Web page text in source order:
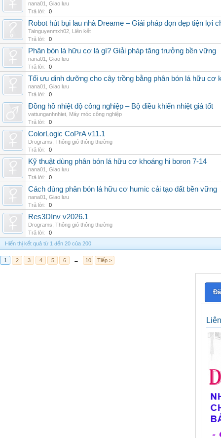
nana01
Giao lưu
Trả lời:
0
Robot hút bụi lau nhà Dreame – Giải pháp dọn dẹp tiện lợi
Tainguyenmxh02 Liên kết
Trả lời:
0
Phân bón lá hữu cơ là gì? Giải pháp tăng trưởng bền vững
nana01
Giao lưu
Trả lời:
0
Tối ưu dinh dưỡng cho cây trồng bằng phân bón lá hữu cơ
nana01
Giao lưu
Trả lời:
0
Đồng hồ nhiệt độ công nghiệp – Bộ điều khiển nhiệt giá tốt
vattunganhnhiet Máy móc công nghiệp
Trả lời:
0
ColorLogic CoPrA v11.1
Drograms Thông gió thông thường
Trả lời:
0
Kỹ thuật dùng phân bón lá hữu cơ khoáng hi boron 7-14
nana01
Giao lưu
Trả lời:
0
Cách dùng phân bón lá hữu cơ humic cải tạo đất bền vững
nana01
Giao lưu
Trả lời:
0
Res3DInv v2026.1
Drograms Thông gió thông thường
Trả lời:
0
Hiển thị kết quả từ 1 đến 20 của 200
1 2 3 4 5 6 → 10 Tiếp >